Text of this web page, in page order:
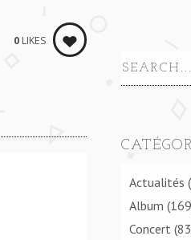
(JAZZ MIX) **** SLOW
0LIKES
Actualités
Album
Concert